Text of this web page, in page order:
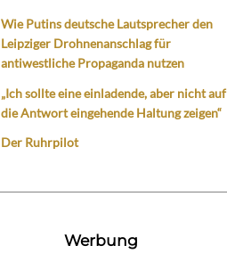
Wie Putins deutsche Lautsprecher den
Leipziger Drohnenanschlag für
antiwestliche Propaganda nutzen
„Ich sollte eine einladende, aber nicht auf
die Antwort eingehende Haltung zeigen“
Der Ruhrpilot
Werbung